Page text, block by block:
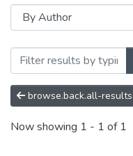
Browsing
browse.back.all-results
Now showing 1 - 1 of 1